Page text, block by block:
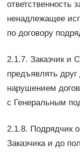
ответственность
ненадлежащее
по договору
2.1.7. Заказчик и
предъявлять
нарушением
с Генеральным
2.1.8. Подрядчик
Заказчика и до